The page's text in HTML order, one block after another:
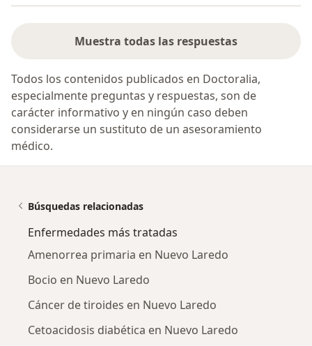
Muestra todas las respuestas
Todos los contenidos publicados en Doctoralia,
especialmente preguntas y respuestas, son de
carácter informativo y en ningún caso deben
considerarse un sustituto de un asesoramiento
médico.
Búsquedas relacionadas
Enfermedades más tratadas
Amenorrea primaria en Nuevo Laredo
Bocio en Nuevo Laredo
Cáncer de tiroides en Nuevo Laredo
Cetoacidosis diabética en Nuevo Laredo